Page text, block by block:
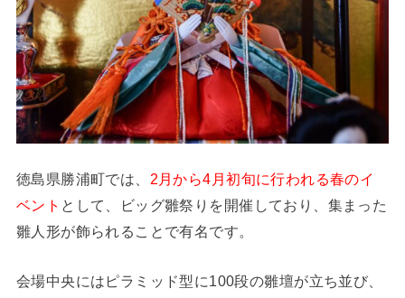
徳島県勝浦町では、 2月から4月初旬に行われる春のイ
ベント として、ビッグ雛祭りを開催しており、集まった
雛人形が飾られることで有名です。
会場中央にはピラミッド型に100段の雛壇が立ち並び、